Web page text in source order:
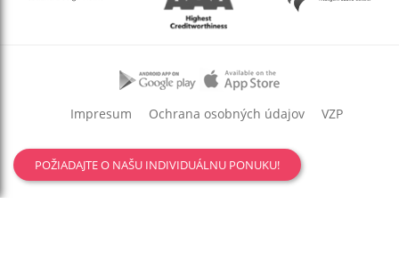
Impresum Ochrana osobných údajov VZP
POŽIADAJTE O NAŠU INDIVIDUÁLNU PONUKU!